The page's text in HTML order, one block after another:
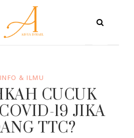
INFO & ILMU
CUCUK
19 JIKA
TTC?